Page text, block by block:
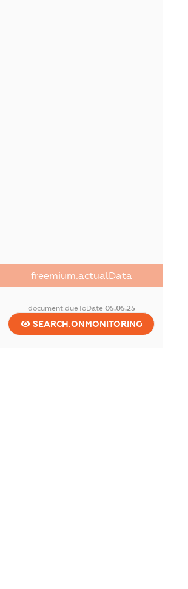
freemium.actualData
document.dueToDate 05.05.25
SEARCH.ONMONITORING